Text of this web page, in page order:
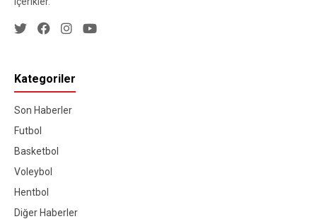
Kategoriler
Son Haberler
Futbol
Basketbol
Voleybol
Hentbol
Diğer Haberler